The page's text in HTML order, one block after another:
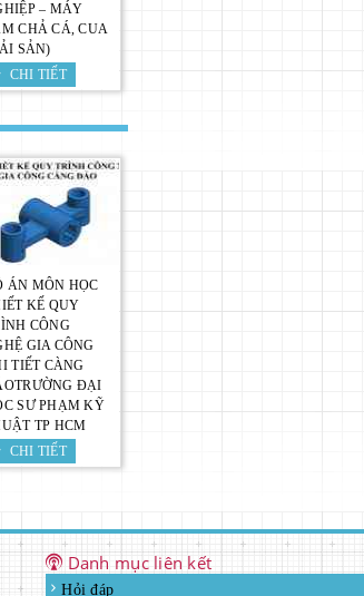
– MÁY
CHẢ CÁ, CUA
SẢN)
CHI TIẾT
ÁN MÔN HỌC
KẾ QUY
CÔNG
GIA CÔNG
TIẾT CÀNG
ĐẠI
SƯ PHẠM KỸ
TP HCM
CHI TIẾT
Danh mục liên kết
Hỏi đáp